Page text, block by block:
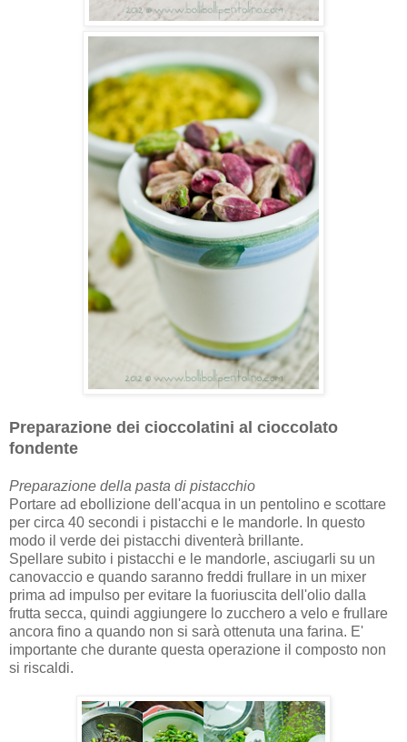
Preparazione dei cioccolatini al cioccolato
fondente
Preparazione della pasta di pistacchio
Portare ad ebollizione dell'acqua in un pentolino e scottare
per circa 40 secondi i pistacchi e le mandorle. In questo
modo il verde dei pistacchi diventerà brillante.
Spellare subito i pistacchi e le mandorle, asciugarli su un
canovaccio e quando saranno freddi frullare in un mixer
prima ad impulso per evitare la fuoriuscita dell'olio dalla
frutta secca, quindi aggiungere lo zucchero a velo e frullare
ancora fino a quando non si sarà ottenuta una farina. E'
importante che durante questa operazione il composto non
si riscaldi.